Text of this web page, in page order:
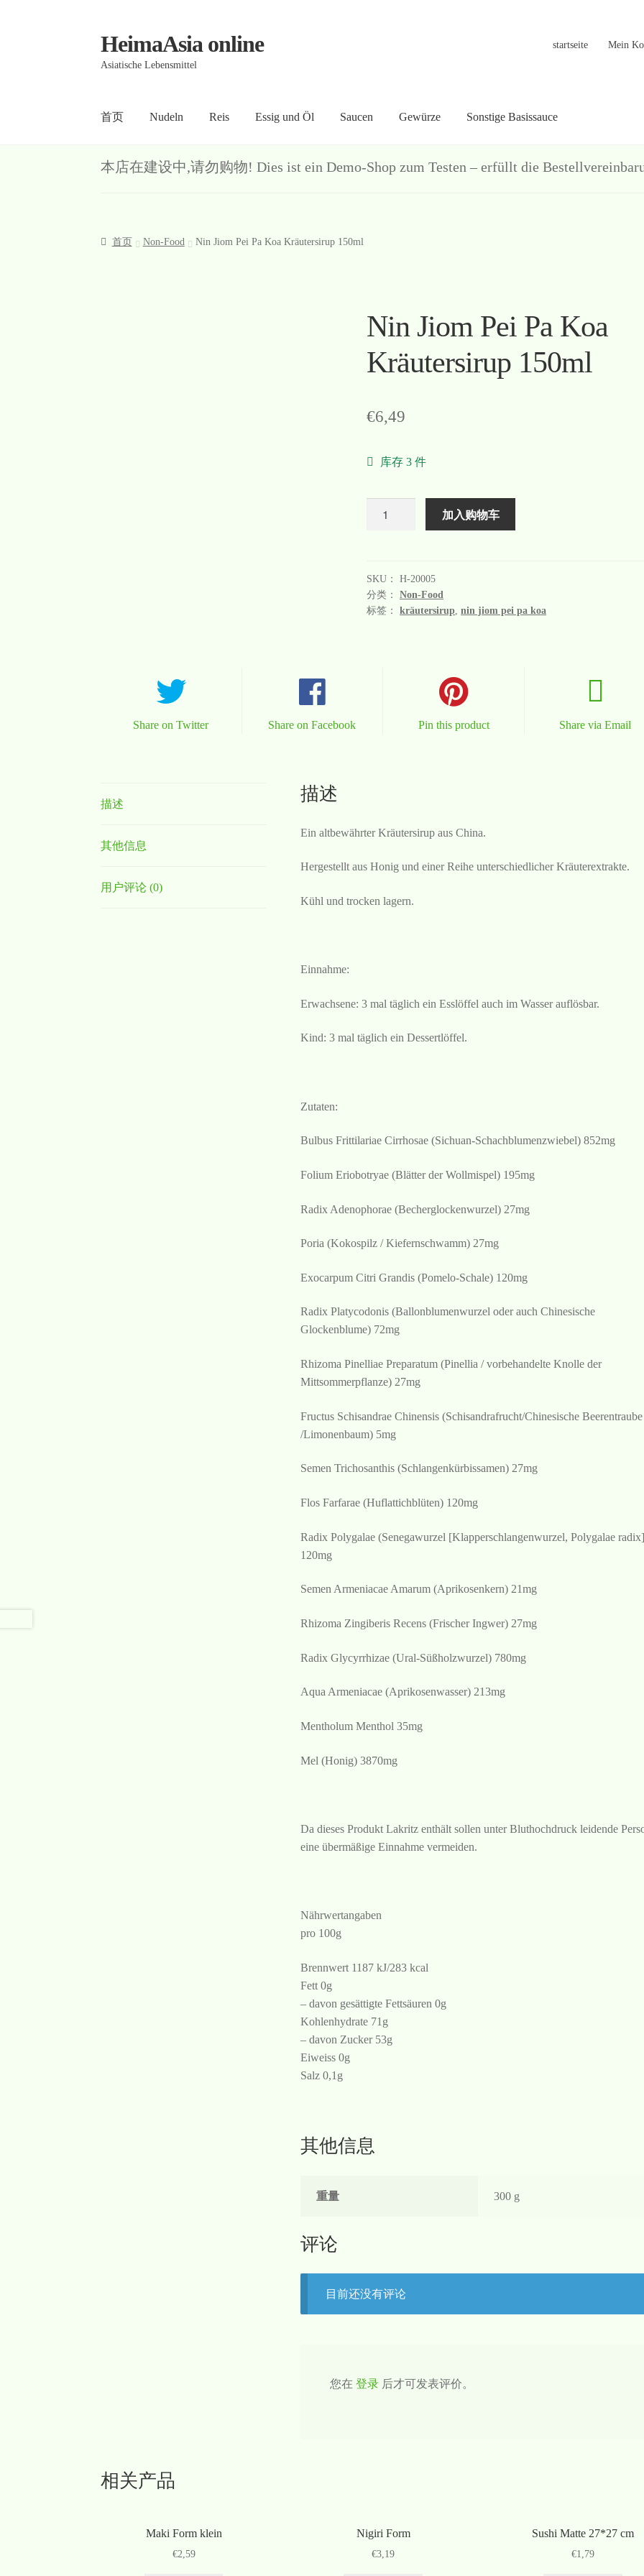
Skip
Skip
HeimaAsia online
Asiatische Lebensmittel
startseite Mein
首页 Nudeln Reis Essig und Öl Saucen Gewürze Sonstige Basissauce
首页About AGB Contact Datenschutz Kasse Mein Konto Warenkorb Welcome Widerrufsformular 关于 联系
本店在建设中,请勿购物! Dies ist ein Demo-Shop zum Testen – erfüllt die
首页 Non-Food Nin Jiom Pei Pa Koa Kräutersirup 150ml
Nin Jiom Pei Pa Koa
Kräutersirup 150ml
€6,49
库存 3 件
加入购物车
SKU：H-20005
分类：Non-Food
标签：kräutersirup ,nin jiom pei pa koa
Share on Twitter Share on Facebook Pin this product Share via Email
描述
其他信息
用户评论 (0)
描述
Ein altbewährter Kräutersirup aus China.
Hergestellt aus Honig und einer Reihe unterschiedlicher Kräuterextrakte.
Kühl und trocken lagern.
Einnahme:
Erwachsene: 3 mal täglich ein Esslöffel auch im Wasser auflösbar.
Kind: 3 mal täglich ein Dessertlöffel.
Zutaten:
Bulbus Frittilariae Cirrhosae (Sichuan-Schachblumenzwiebel) 852mg
Folium Eriobotryae (Blätter der Wollmispel) 195mg
Radix Adenophorae (Becherglockenwurzel) 27mg
Poria (Kokospilz / Kiefernschwamm) 27mg
Exocarpum Citri Grandis (Pomelo-Schale) 120mg
Radix Platycodonis (Ballonblumenwurzel oder auch Chinesische
Glockenblume) 72mg
Rhizoma Pinelliae Preparatum (Pinellia / vorbehandelte Knolle der
Mittsommerpflanze) 27mg
Fructus Schisandrae Chinensis (Schisandrafrucht/Chinesische Beerentraube
/Limonenbaum) 5mg
Semen Trichosanthis (Schlangenkürbissamen) 27mg
Flos Farfarae (Huflattichblüten) 120mg
Radix Polygalae (Senegawurzel [Klapperschlangenwurzel, Polygalae
120mg
Semen Armeniacae Amarum (Aprikosenkern) 21mg
Rhizoma Zingiberis Recens (Frischer Ingwer) 27mg
Radix Glycyrrhizae (Ural-Süßholzwurzel) 780mg
Aqua Armeniacae (Aprikosenwasser) 213mg
Mentholum Menthol 35mg
Mel (Honig) 3870mg
Da dieses Produkt Lakritz enthält sollen unter Bluthochdruck leidende
eine übermäßige Einnahme vermeiden.
Nährwertangaben
pro 100g
Brennwert 1187 kJ/283 kcal
Fett 0g
– davon gesättigte Fettsäuren 0g
Kohlenhydrate 71g
– davon Zucker 53g
Eiweiss 0g
Salz 0,1g
其他信息
重量 300 g
评论
目前还没有评论
您在登录 后才可发表评价。
相关产品
Maki Form klein
€2,59
Nigiri Form
€3,19
Sushi Matte 27*27 cm
€1,79